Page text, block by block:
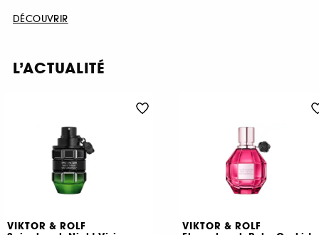
DÉCOUVRIR
L’ACTUALITÉ
VIKTOR & ROLF
VIKTOR & ROLF